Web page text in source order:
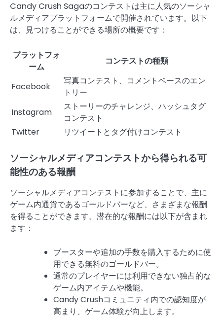
Candy Crush Sagaのコンテストは主に人気のソーシャ
ルメディアプラットフォームで開催されています。以下
は、見つけることができる場所の概要です：
プラットフォ
ーム
コンテストの種類
Facebook
写真コンテスト、コメントベースのエン
トリー
Instagram
ストーリーのチャレンジ、ハッシュタグ
コンテスト
Twitter
リツイートとタグ付けコンテスト
ソーシャルメディアコンテストから得られる可
能性のある報酬
ソーシャルメディアコンテストに参加することで、主に
ゲーム内通貨であるゴールドバーなど、さまざまな報酬
を得ることができます。潜在的な報酬には以下が含まれ
ます：
ブースターや追加の手数を購入するために使
用できる無料のゴールドバー。
通常のプレイヤーには利用できない独占的な
ゲーム内アイテムや機能。
Candy Crushコミュニティ内での認知度が
高まり、ゲーム体験が向上します。